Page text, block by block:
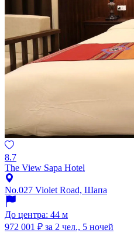
8.7
The View Sapa Hotel
No.027 Violet Road, Шапа
До центра: 44 м
972 001 ₽ за 2 чел., 5 ночей